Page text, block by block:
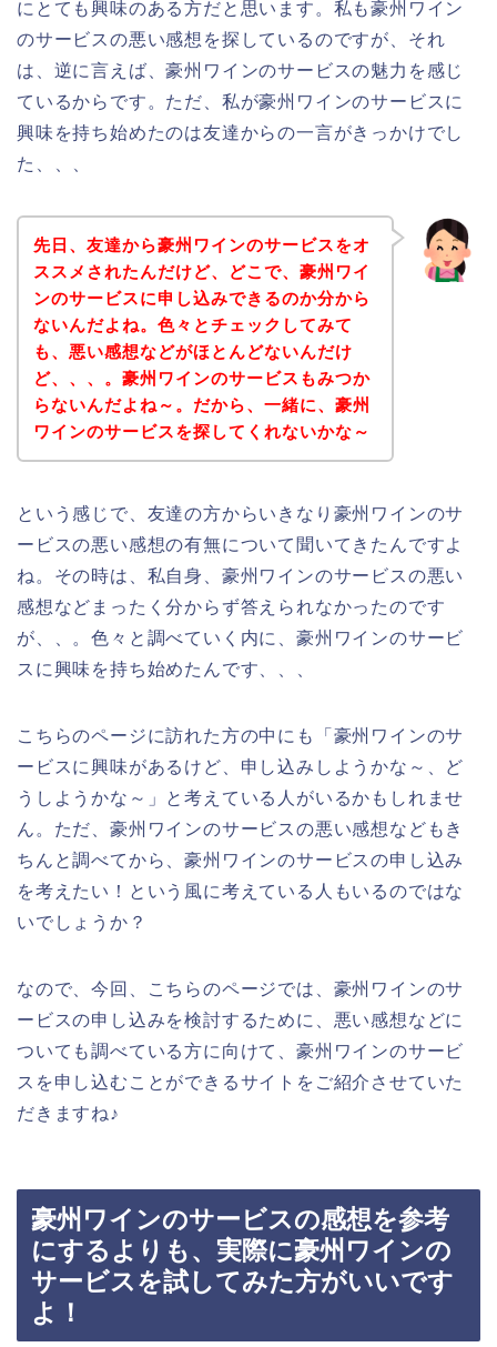
にとても興味のある方だと思います。私も豪州ワイン
のサービスの悪い感想を探しているのですが、それ
は、逆に言えば、豪州ワインのサービスの魅力を感じ
ているからです。ただ、私が豪州ワインのサービスに
興味を持ち始めたのは友達からの一言がきっかけでし
た、、、
先日、友達から豪州ワインのサービスをオ
ススメされたんだけど、どこで、豪州ワイ
ンのサービスに申し込みできるのか分から
ないんだよね。色々とチェックしてみて
も、悪い感想などがほとんどないんだけ
ど、、、。豪州ワインのサービスもみつか
らないんだよね～。だから、一緒に、豪州
ワインのサービスを探してくれないかな～
という感じで、友達の方からいきなり豪州ワインのサ
ービスの悪い感想の有無について聞いてきたんですよ
ね。その時は、私自身、豪州ワインのサービスの悪い
感想などまったく分からず答えられなかったのです
が、、。色々と調べていく内に、豪州ワインのサービ
スに興味を持ち始めたんです、、、
こちらのページに訪れた方の中にも「豪州ワインのサ
ービスに興味があるけど、申し込みしようかな～、ど
うしようかな～」と考えている人がいるかもしれませ
ん。ただ、豪州ワインのサービスの悪い感想などもき
ちんと調べてから、豪州ワインのサービスの申し込み
を考えたい！という風に考えている人もいるのではな
いでしょうか？
なので、今回、こちらのページでは、豪州ワインのサ
ービスの申し込みを検討するために、悪い感想などに
ついても調べている方に向けて、豪州ワインのサービ
スを申し込むことができるサイトをご紹介させていた
だきますね♪
豪州ワインのサービスの感想を参考
にするよりも、実際に豪州ワインの
サービスを試してみた方がいいです
よ！